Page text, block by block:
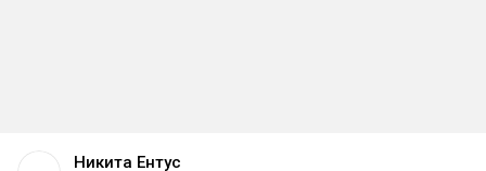
Никита Ентус